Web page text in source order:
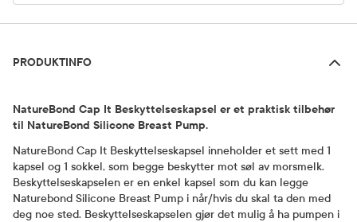
PRODUKTINFO
NatureBond Cap It Beskyttelseskapsel er et praktisk tilbehør
til NatureBond Silicone Breast Pump.
NatureBond Cap It Beskyttelseskapsel inneholder et sett med 1
kapsel og 1 sokkel, som begge beskytter mot søl av morsmelk.
Beskyttelseskapselen er en enkel kapsel som du kan legge
Naturebond Silicone Breast Pump i når/hvis du skal ta den med
deg noe sted. Beskyttelseskapselen gjør det mulig å ha pumpen i